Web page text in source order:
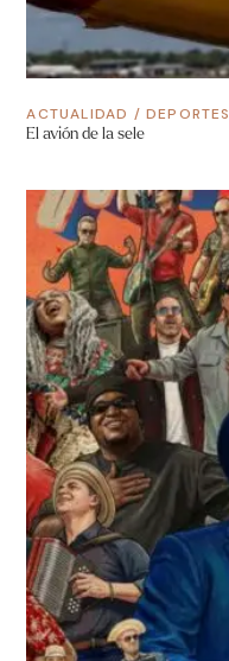
ACTUALIDAD /DEPORTES
El avión de la sele